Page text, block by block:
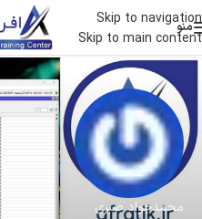
Skip to navigation
Skip to main content
منو
محمدجواد صبری